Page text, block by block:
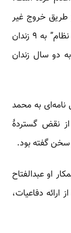
طریق خروج غیر
قانونی از کشور” و همچنین “تبلیغ علیه نظام” به ۹ زندان
دو سال زندان
به محمد
نقض گستردهٔ
گفته بود.
او عبدالفتاح
دفاعیات،